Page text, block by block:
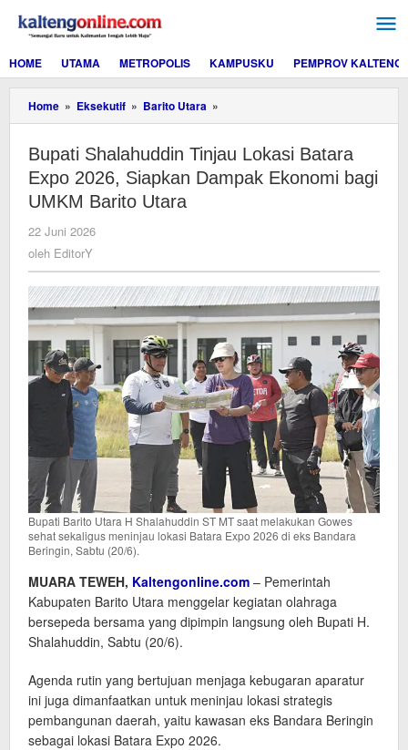
konten
HOME
UTAMA METROPOLIS KAMPUSKU PEMPROV KALTENG
Home » Eksekutif » Barito Utara »
Shalahuddin
Lokasi
Batara
Expo
bagi
UMKM
Barito
Utara
Bupati Shalahuddin Tinjau Lokasi Batara
Expo 2026, Siapkan Dampak Ekonomi bagi
UMKM Barito Utara
22 Juni 2026
oleh EditorY
Bupati Barito Utara H Shalahuddin ST MT saat melakukan Gowes
sehat sekaligus meninjau lokasi Batara Expo 2026 di eks Bandara
Beringin, Sabtu (20/6).
MUARA TEWEH, Kaltengonline.com – Pemerintah
Kabupaten Barito Utara menggelar kegiatan olahraga
bersepeda bersama yang dipimpin langsung oleh Bupati H.
Shalahuddin, Sabtu (20/6).
Agenda rutin yang bertujuan menjaga kebugaran aparatur
ini juga dimanfaatkan untuk meninjau lokasi strategis
pembangunan daerah, yaitu kawasan eks Bandara Beringin
sebagai lokasi Batara Expo 2026.